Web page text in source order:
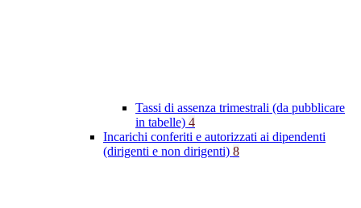
Tassi di assenza trimestrali (da pubblicare
in tabelle) 4
Incarichi conferiti e autorizzati ai dipendenti
(dirigenti e non dirigenti) 8